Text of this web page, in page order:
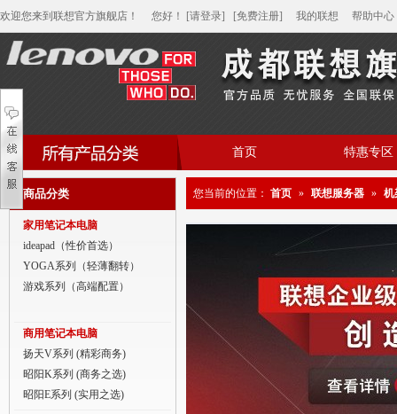
欢迎您来到联想官方旗舰店！ 您好 ！ [请登录] [免费注册] 我的联想 帮助中心
家用笔记本电脑
商用笔记本电脑
平板电脑
商用分体台式机
家用一体台式机
首页 特惠专区
帮助中心
商品分类
家用笔记本电脑
ideapad（性价首选）
YOGA系列（轻薄翻转）
游戏系列（高端配置）
商用笔记本电脑
扬天V系列 (精彩商务)
昭阳K系列 (商务之选)
昭阳E系列 (实用之选)
您当前的位置： 首页 » 联想服务器 » 机